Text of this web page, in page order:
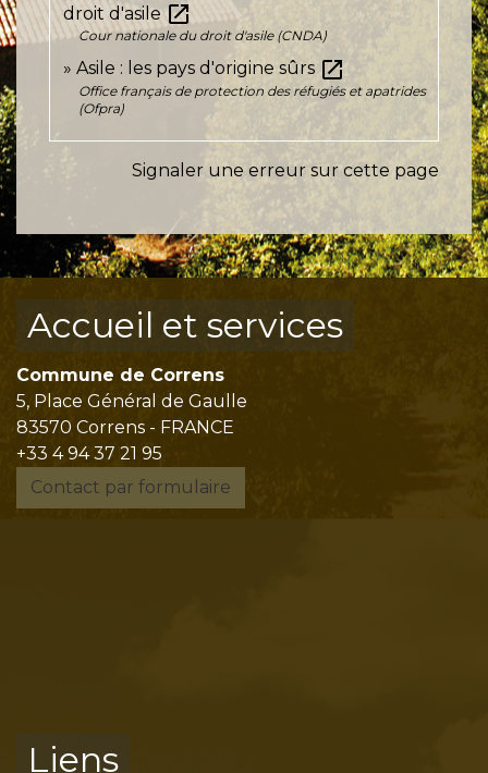
droit d'asile open_in_new
Cour nationale du droit d'asile (CNDA)
Asile : les pays d'origine sûrs open_in_new
Office français de protection des réfugiés et apatrides
(Ofpra)
Signaler une erreur sur cette page
Accueil et services
Commune de Correns
5, Place Général de Gaulle
83570 Correns - FRANCE
+33 4 94 37 21 95
Contact par formulaire
Liens